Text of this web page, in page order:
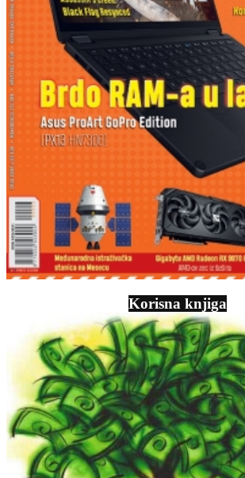
Korisna knjiga